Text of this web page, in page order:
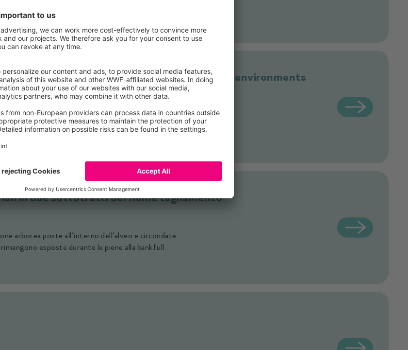
of vegetation, regulate its spatial distribution.
trees growing in highly disturbed river environments
uprooting by floods is largely controlled by
and tensile strength of Alnus incana, a
in due sottotratti del fiume tagliamento
arborea poste all’interno dell’alveo e circondate
esposte durante le piene alla bankfull.